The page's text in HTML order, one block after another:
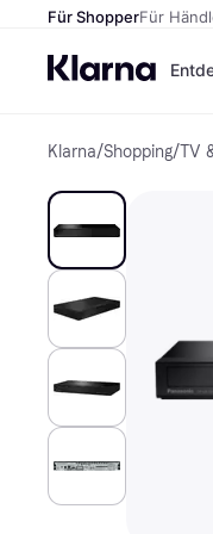
Für ShopperFür
Klarna/Shopping/TV